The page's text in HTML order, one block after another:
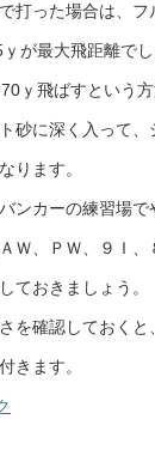
打った場合は、
が最大飛距離でし
ｙ飛ばすという
砂に深く入って、
ります。
ンカーの練習場で
Ｗ、ＰＷ、９Ｉ
ておきましょう。
を確認しておくと
きます。